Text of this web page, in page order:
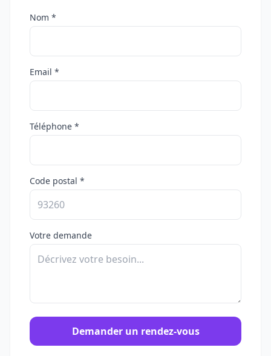
Nom *
Email *
Téléphone *
Code postal *
Votre demande
Demander un rendez-vous